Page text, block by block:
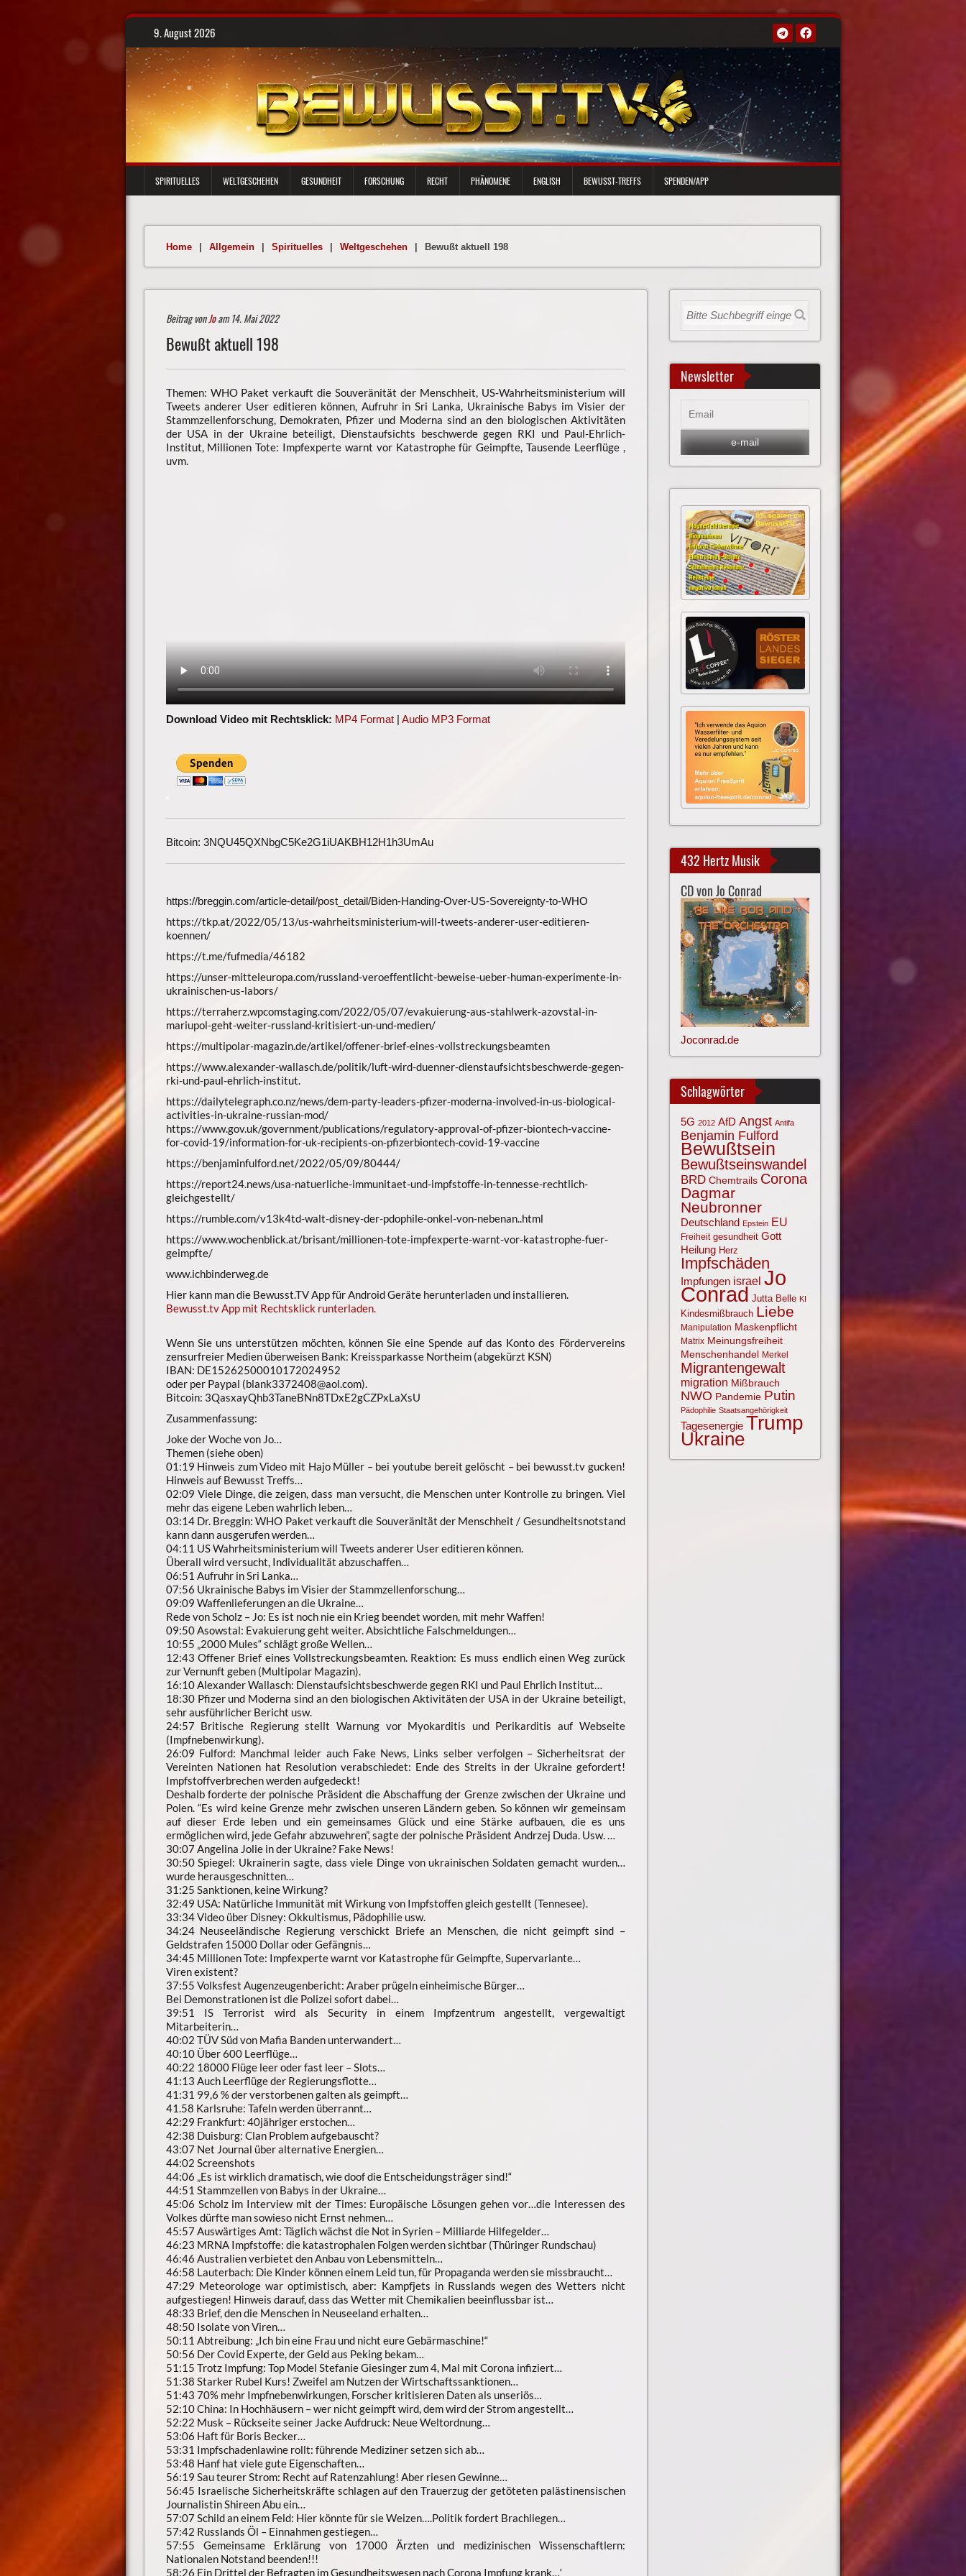
Skip
content
9. August 2026
SPIRITUELLES WELTGESCHEHEN GESUNDHEIT FORSCHUNG RECHT PHÄNOMENE ENGLISH BEWUSST-TREFFS SPENDEN/APP
Home Allgemein Spirituelles Weltgeschehen Bewußt aktuell 198
Beitrag vonJoam 14. Mai 2022
Bewußt aktuell 198
Themen: WHO Paket verkauft die Souveränität der Menschheit, US-Wahrheitsministerium will
Tweets anderer User editieren können, Aufruhr in Sri Lanka, Ukrainische Babys im Visier der
Stammzellenforschung, Demokraten, Pfizer und Moderna sind an den biologischen Aktivitäten
der USA in der Ukraine beteiligt, Dienstaufsichts­ beschwerde gegen RKI und Paul-Ehrlich-
Institut, Millionen Tote: Impfexperte warnt vor Katastrophe für Geimpfte, Tausende Leerflüge ,
uvm.
Download Video mit Rechtsklick: MP4 Format| Audio MP3 Format
Bitcoin: 3NQU45QXNbgC5Ke2G1iUAKBH12H1h3UmAu
https://breggin.com/article-detail/post_detail/Biden-Handing-Over-US-Sovereignty-to-WHO
https://tkp.at/2022/05/13/us-wahrheitsministerium-will-tweets-anderer-user-editieren-
koennen/
https://t.me/fufmedia/46182
https://unser-mitteleuropa.com/russland-veroeffentlicht-beweise-ueber-human-experimente-in-
ukrainischen-us-labors/
https://terraherz.wpcomstaging.com/2022/05/07/evakuierung-aus-stahlwerk-azovstal-in-
mariupol-geht-weiter-russland-kritisiert-un-und-medien/
https://multipolar-magazin.de/artikel/offener-brief-eines-vollstreckungsbeamten
https://www.alexander-wallasch.de/politik/luft-wird-duenner-dienstaufsichtsbeschwerde-gegen-
rki-und-paul-ehrlich-institut.
https://dailytelegraph.co.nz/news/dem-party-leaders-pfizer-moderna-involved-in-us-biological-
activities-in-ukraine-russian-mod/
https://www.gov.uk/government/publications/regulatory-approval-of-pfizer-biontech-vaccine-
for-covid-19/information-for-uk-recipients-on-pfizerbiontech-covid-19-vaccine
https://benjaminfulford.net/2022/05/09/80444/
https://report24.news/usa-natuerliche-immunitaet-und-impfstoffe-in-tennesse-rechtlich-
gleichgestellt/
https://rumble.com/v13k4td-walt-disney-der-pdophile-onkel-von-nebenan..html
https://www.wochenblick.at/brisant/millionen-tote-impfexperte-warnt-vor-katastrophe-fuer-
geimpfte/
www.ichbinderweg.de
Hier kann man die Bewusst.TV App für Android Geräte herunterladen und installieren.
Bewusst.tv App mit Rechtsklick runterladen.
Wenn Sie uns unterstützen möchten, können Sie eine Spende auf das Konto des Fördervereins
zensurfreier Medien überweisen Bank: Kreissparkasse Northeim (abgekürzt KSN)
IBAN: DE15262500010172024952
oder per Paypal (blank3372408@aol.com).
Bitcoin: 3QasxayQhb3TaneBNn8TDxE2gCZPxLaXsU
Zusammenfassung:
Joke der Woche von Jo…
Themen (siehe oben)
01:19 Hinweis zum Video mit Hajo Müller – bei youtube bereit gelöscht – bei bewusst.tv gucken!
Hinweis auf Bewusst Treffs…
02:09 Viele Dinge, die zeigen, dass man versucht, die Menschen unter Kontrolle zu bringen. Viel
mehr das eigene Leben wahrlich leben…
03:14 Dr. Breggin: WHO Paket verkauft die Souveränität der Menschheit / Gesundheitsnotstand
kann dann ausgerufen werden…
04:11 US Wahrheitsministerium will Tweets anderer User editieren können.
Überall wird versucht, Individualität abzuschaffen…
06:51 Aufruhr in Sri Lanka…
07:56 Ukrainische Babys im Visier der Stammzellenforschung…
09:09 Waffenlieferungen an die Ukraine…
Rede von Scholz – Jo: Es ist noch nie ein Krieg beendet worden, mit mehr Waffen!
09:50 Asowstal: Evakuierung geht weiter. Absichtliche Falschmeldungen…
10:55 „2000 Mules“ schlägt große Wellen…
12:43 Offener Brief eines Vollstreckungsbeamten. Reaktion: Es muss endlich einen Weg zurück
zur Vernunft geben (Multipolar Magazin).
16:10 Alexander Wallasch: Dienstaufsichtsbeschwerde gegen RKI und Paul Ehrlich Institut…
18:30 Pfizer und Moderna sind an den biologischen Aktivitäten der USA in der Ukraine beteiligt,
sehr ausführlicher Bericht usw.
24:57 Britische Regierung stellt Warnung vor Myokarditis und Perikarditis auf Webseite
(Impfnebenwirkung).
26:09 Fulford: Manchmal leider auch Fake News, Links selber verfolgen – Sicherheitsrat der
Vereinten Nationen hat Resolution verabschiedet: Ende des Streits in der Ukraine gefordert!
Impfstoffverbrechen werden aufgedeckt!
Deshalb forderte der polnische Präsident die Abschaffung der Grenze zwischen der Ukraine und
Polen. “Es wird keine Grenze mehr zwischen unseren Ländern geben. So können wir gemeinsam
auf dieser Erde leben und ein gemeinsames Glück und eine Stärke aufbauen, die es uns
ermöglichen wird, jede Gefahr abzuwehren”, sagte der polnische Präsident Andrzej Duda. Usw. …
30:07 Angelina Jolie in der Ukraine? Fake News!
30:50 Spiegel: Ukrainerin sagte, dass viele Dinge von ukrainischen Soldaten gemacht wurden…
wurde herausgeschnitten…
31:25 Sanktionen, keine Wirkung?
32:49 USA: Natürliche Immunität mit Wirkung von Impfstoffen gleich gestellt (Tennesee).
33:34 Video über Disney: Okkultismus, Pädophilie usw.
34:24 Neuseeländische Regierung verschickt Briefe an Menschen, die nicht geimpft sind –
Geldstrafen 15000 Dollar oder Gefängnis…
34:45 Millionen Tote: Impfexperte warnt vor Katastrophe für Geimpfte, Supervariante…
Viren existent?
37:55 Volksfest Augenzeugenbericht: Araber prügeln einheimische Bürger…
Bei Demonstrationen ist die Polizei sofort dabei…
39:51 IS Terrorist wird als Security in einem Impfzentrum angestellt, vergewaltigt
Mitarbeiterin…
40:02 TÜV Süd von Mafia Banden unterwandert…
40:10 Über 600 Leerflüge…
40:22 18000 Flüge leer oder fast leer – Slots…
41:13 Auch Leerflüge der Regierungsflotte…
41:31 99,6 % der verstorbenen galten als geimpft…
41.58 Karlsruhe: Tafeln werden überrannt…
42:29 Frankfurt: 40jähriger erstochen…
42:38 Duisburg: Clan Problem aufgebauscht?
43:07 Net Journal über alternative Energien…
44:02 Screenshots
44:06 „Es ist wirklich dramatisch, wie doof die Entscheidungsträger sind!“
44:51 Stammzellen von Babys in der Ukraine…
45:06 Scholz im Interview mit der Times: Europäische Lösungen gehen vor…die Interessen des
Volkes dürfte man sowieso nicht Ernst nehmen…
45:57 Auswärtiges Amt: Täglich wächst die Not in Syrien – Milliarde Hilfegelder…
46:23 MRNA Impfstoffe: die katastrophalen Folgen werden sichtbar (Thüringer Rundschau)
46:46 Australien verbietet den Anbau von Lebensmitteln…
46:58 Lauterbach: Die Kinder können einem Leid tun, für Propaganda werden sie missbraucht…
47:29 Meteorologe war optimistisch, aber: Kampfjets in Russlands wegen des Wetters nicht
aufgestiegen! Hinweis darauf, dass das Wetter mit Chemikalien beeinflussbar ist…
48:33 Brief, den die Menschen in Neuseeland erhalten…
48:50 Isolate von Viren…
50:11 Abtreibung: „Ich bin eine Frau und nicht eure Gebärmaschine!“
50:56 Der Covid Experte, der Geld aus Peking bekam…
51:15 Trotz Impfung: Top Model Stefanie Giesinger zum 4, Mal mit Corona infiziert…
51:38 Starker Rubel Kurs! Zweifel am Nutzen der Wirtschaftssanktionen…
51:43 70% mehr Impfnebenwirkungen, Forscher kritisieren Daten als unseriös…
52:10 China: In Hochhäusern – wer nicht geimpft wird, dem wird der Strom angestellt…
52:22 Musk – Rückseite seiner Jacke Aufdruck: Neue Weltordnung…
53:06 Haft für Boris Becker…
53:31 Impfschadenlawine rollt: führende Mediziner setzen sich ab…
53:48 Hanf hat viele gute Eigenschaften…
56:19 Sau teurer Strom: Recht auf Ratenzahlung! Aber riesen Gewinne…
56:45 Israelische Sicherheitskräfte schlagen auf den Trauerzug der getöteten palästinensischen
Journalistin Shireen Abu ein…
57:07 Schild an einem Feld: Hier könnte für sie Weizen….Politik fordert Brachliegen…
57:42 Russlands Öl – Einnahmen gestiegen…
57:55 Gemeinsame Erklärung von 17000 Ärzten und medizinischen Wissenschaftlern:
Nationalen Notstand beenden!!!
58:26 Ein Drittel der Befragten im Gesundheitswesen nach Corona Impfung krank…‘
Newsletter
432 Hertz Musik
CD von Jo Conrad
Joconrad.de
Schlagwörter
5G 2012 AfD Angst Antifa
Benjamin Fulford
Bewußtsein
Bewußtseinswandel
BRD Chemtrails Corona
Dagmar
Neubronner
Deutschland Epstein EU
Freiheit gesundheit Gott
Heilung Herz
Impfschäden
Impfungen israel Jo
Conrad Jutta Belle KI
Kindesmißbrauch Liebe
Manipulation Maskenpflicht
Matrix Meinungsfreiheit
Menschenhandel Merkel
Migrantengewalt
migration Mißbrauch
NWO Pandemie Putin
Pädophilie Staatsangehörigkeit
Tagesenergie Trump
Ukraine